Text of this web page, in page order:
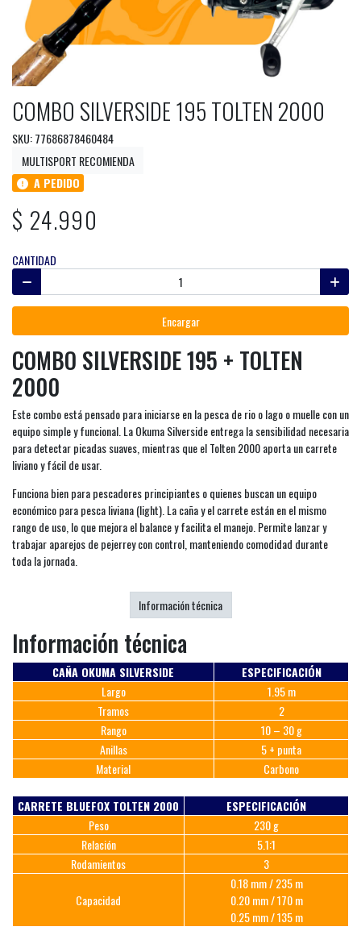
COMBO SILVERSIDE 195 TOLTEN 2000
SKU: 77686878460484
MULTISPORT RECOMIENDA
A PEDIDO
$ 24.990
CANTIDAD
Encargar
COMBO SILVERSIDE 195 + TOLTEN
2000
Este combo está pensado para iniciarse en la pesca de rio o lago o muelle con un
equipo simple y funcional. La Okuma Silverside entrega la sensibilidad necesaria
para detectar picadas suaves, mientras que el Tolten 2000 aporta un carrete
liviano y fácil de usar.
Funciona bien para pescadores principiantes o quienes buscan un equipo
económico para pesca liviana (light). La caña y el carrete están en el mismo
rango de uso, lo que mejora el balance y facilita el manejo. Permite lanzar y
trabajar aparejos de pejerrey con control, manteniendo comodidad durante
toda la jornada.
Información técnica
CAÑA OKUMA SILVERSIDE
ESPECIFICACIÓN
Largo
1.95 m
Tramos
2
Rango
10 – 30 g
Anillas
5 + punta
Material
Carbono
CARRETE BLUEFOX TOLTEN 2000
ESPECIFICACIÓN
Peso
230 g
Relación
5.1:1
Rodamientos
3
Capacidad
0.18 mm / 235 m
0.20 mm / 170 m
0.25 mm / 135 m
Información técnica